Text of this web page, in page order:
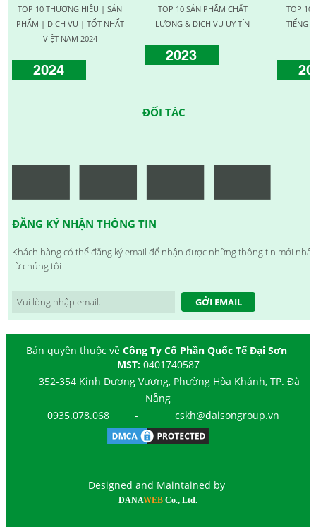
TOP 10 THƯƠNG HIỆU | SẢN
PHẨM | DỊCH VỤ | TỐT NHẤT
VIỆT NAM 2024
2024
TOP 10 SẢN PHẨM CHẤT
LƯỢNG & DỊCH VỤ UY TÍN
2023
TOP 10
TIẾNG
ĐỐI TÁC
ĐĂNG KÝ NHẬN THÔNG TIN
Khách hàng có thể đăng ký email để nhận được những thông tin mới nhất
từ chúng tôi
GỞI EMAIL
Bản quyền thuộc về Công Ty Cổ Phần Quốc Tế Đại Sơn
MST: 0401740587
352-354 Kinh Dương Vương, Phường Hòa Khánh, TP. Đà
Nẵng
0935.078.068
- cskh@daisongroup.vn
Designed and Maintained by
DANAWEB Co., Ltd.